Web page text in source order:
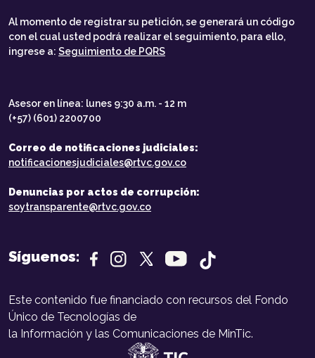
Al momento de registrar su petición, se generará un código
con el cual usted podrá realizar el seguimiento, para ello,
ingrese a: Seguimiento de PQRS
Asesor en línea: lunes 9:30 a.m. - 12 m
(+57) (601) 2200700
Correo de notificaciones judiciales:
notificacionesjudiciales@rtvc.gov.co
Denuncias por actos de corrupción:
soytransparente@rtvc.gov.co
Síguenos:
Este contenido fue financiado con recursos del Fondo
Único de Tecnologías de
la Información y las Comunicaciones de MinTic.